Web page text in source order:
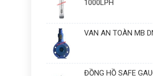
1000LPH
VAN AN TOÀN MB
ĐỒNG HỒ SAFE